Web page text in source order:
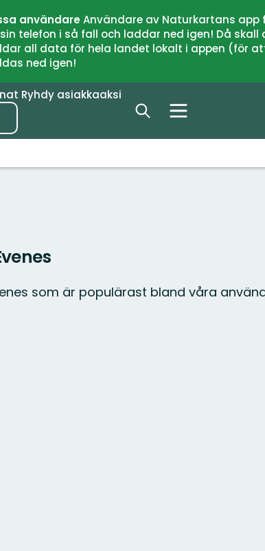
användareAnvändare av Naturkartans
telefon i så fall och laddar ned igen! Då
all data för hela landet lokalt i appen (för
ned igen!
Ryhdy asiakkaaksi
som är populärast bland våra